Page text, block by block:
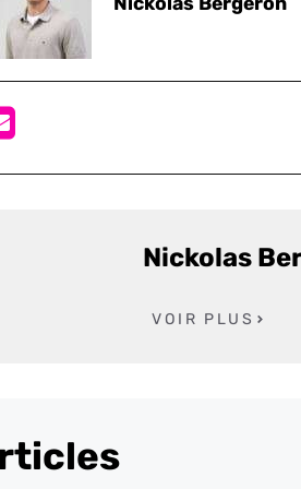
Nickolas
VOIR PLUS